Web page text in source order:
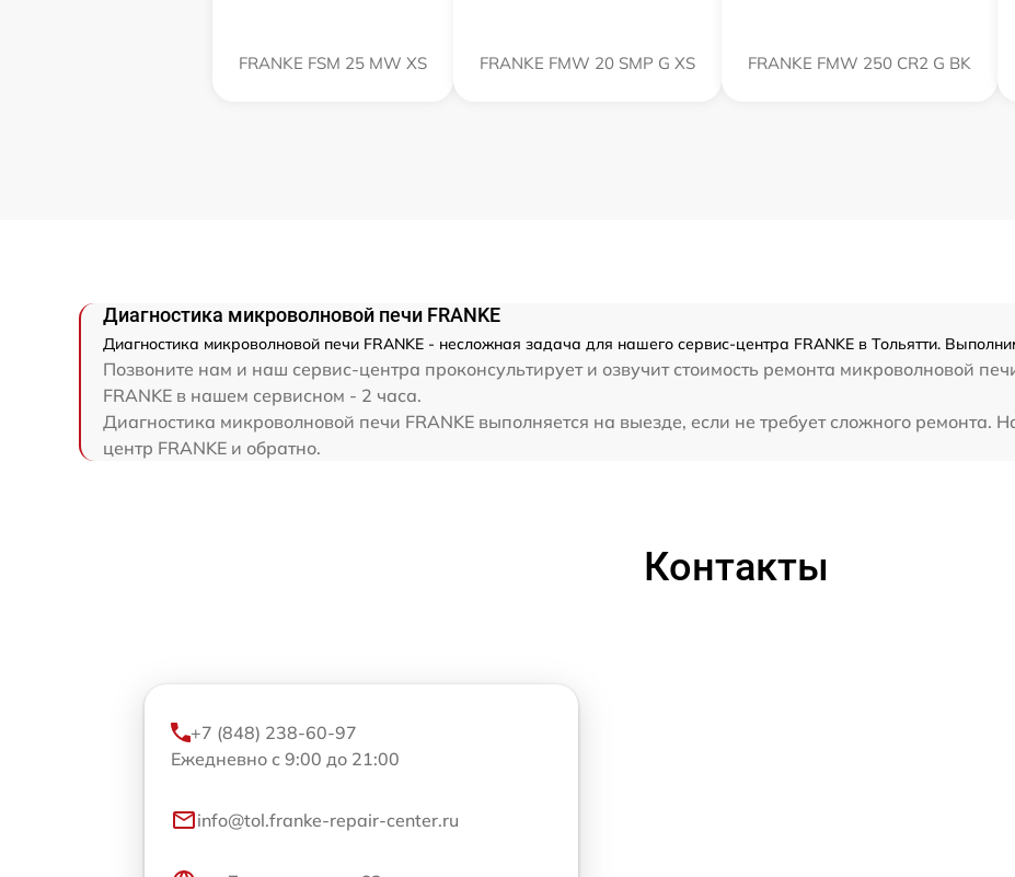
FRANKE FSM 25 MW XS FRANKE FMW 20 SMP G XS FRANKE FMW 250 CR2 G BK
Диагностика микроволновой печи FRANKE
Диагностика микроволновой печи FRANKE - несложная задача для нашего сервис-центра FRANKE в Тольятти.
Позвоните нам и наш сервис-центра проконсультирует и озвучит стоимость ремонта микроволновой
FRANKE в нашем сервисном - 2 часа.
Диагностика микроволновой печи FRANKE выполняется на выезде, если не требует сложного ремонта.
центр FRANKE и обратно.
Контакты
+7 (848) 238-60-97
Ежедневно с 9:00 до 21:00
info@tol.franke-repair-center.ru